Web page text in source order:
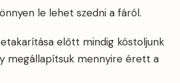
le lehet szedni a fáról.
előtt mindig kóstoljunk
megállapítsuk mennyire érett a